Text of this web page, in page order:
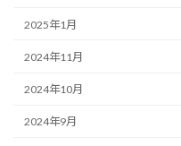
2025年1月
2024年11月
2024年10月
2024年9月